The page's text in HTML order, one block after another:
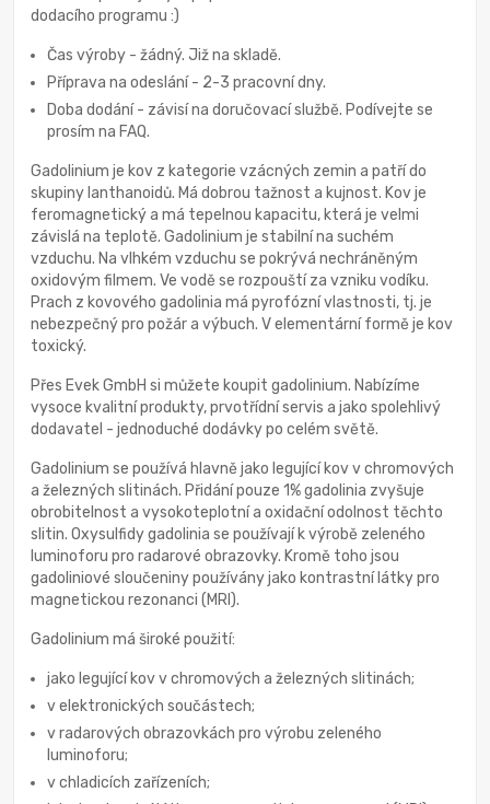
dodacího programu :)
Čas výroby - žádný. Již na skladě.
Příprava na odeslání - 2-3 pracovní dny.
Doba dodání - závisí na doručovací službě. Podívejte se
prosím na FAQ.
Gadolinium je kov z kategorie vzácných zemin a patří do
skupiny lanthanoidů. Má dobrou tažnost a kujnost. Kov je
feromagnetický a má tepelnou kapacitu, která je velmi
závislá na teplotě. Gadolinium je stabilní na suchém
vzduchu. Na vlhkém vzduchu se pokrývá nechráněným
oxidovým filmem. Ve vodě se rozpouští za vzniku vodíku.
Prach z kovového gadolinia má pyrofózní vlastnosti, tj. je
nebezpečný pro požár a výbuch. V elementární formě je kov
toxický.
Přes Evek GmbH si můžete koupit gadolinium. Nabízíme
vysoce kvalitní produkty, prvotřídní servis a jako spolehlivý
dodavatel - jednoduché dodávky po celém světě.
Gadolinium se používá hlavně jako legující kov v chromových
a železných slitinách. Přidání pouze 1% gadolinia zvyšuje
obrobitelnost a vysokoteplotní a oxidační odolnost těchto
slitin. Oxysulfidy gadolinia se používají k výrobě zeleného
luminoforu pro radarové obrazovky. Kromě toho jsou
gadoliniové sloučeniny používány jako kontrastní látky pro
magnetickou rezonanci (MRI).
Gadolinium má široké použití:
jako legující kov v chromových a železných slitinách;
v elektronických součástech;
v radarových obrazovkách pro výrobu zeleného
luminoforu;
v chladicích zařízeních;